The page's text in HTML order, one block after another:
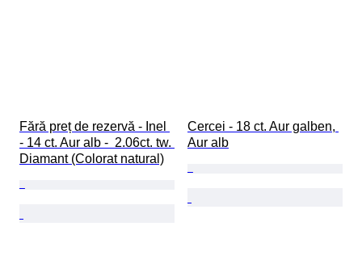
Fără preț de rezervă - Inel
- 14 ct. Aur alb -  2.06ct. tw.
Diamant (Colorat natural)
Cercei - 18 ct. Aur galben,
Aur alb